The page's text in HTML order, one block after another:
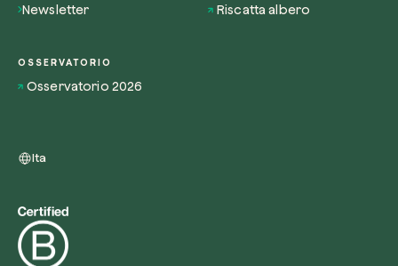
Newsletter
OSSERVATORIO
Osservatorio 2026
Riscatta albero
Ita